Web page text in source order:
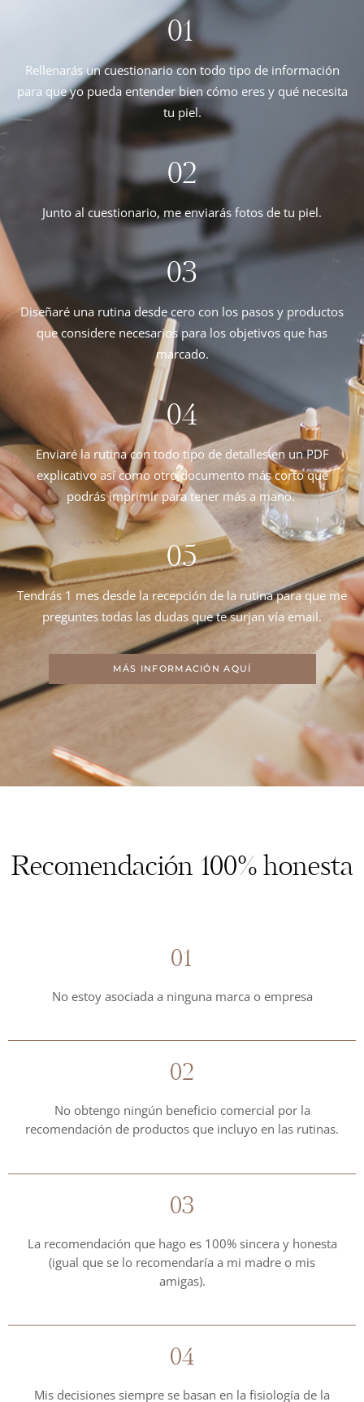
01
Rellenarás un cuestionario con todo tipo de información
para que yo pueda entender bien cómo eres y qué necesita
tu piel.
02
Junto al cuestionario, me enviarás fotos de tu piel.
03
Diseñaré una rutina desde cero con los pasos y productos
que considere necesarios para los objetivos que has
marcado.
04
Enviaré la rutina con todo tipo de detalles en un PDF
explicativo así como otro documento más corto que
podrás imprimir para tener más a mano.
05
Tendrás 1 mes desde la recepción de la rutina para que me
preguntes todas las dudas que te surjan vía email.
MÁS INFORMACIÓN AQUÍ
Recomendación 100% honesta
01
No estoy asociada a ninguna marca o empresa
02
No obtengo ningún beneficio comercial por la
recomendación de productos que incluyo en las rutinas.
03
La recomendación que hago es 100% sincera y honesta
(igual que se lo recomendaría a mi madre o mis
amigas).
04
Mis decisiones siempre se basan en la fisiología de la